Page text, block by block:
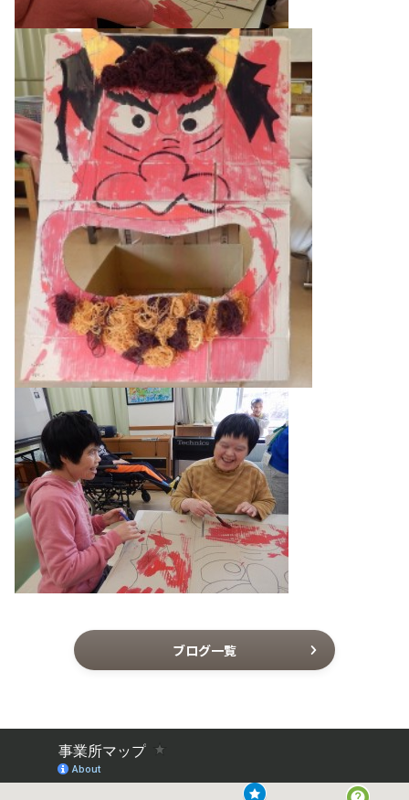
ブログ一覧